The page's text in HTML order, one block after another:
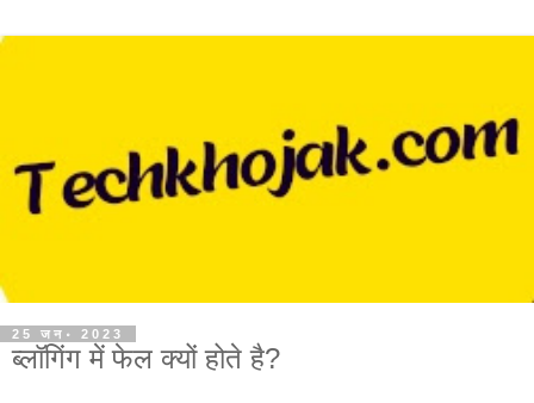
25 जन॰ 2023
ब्लॉगिंग में फेल क्यों होते है?